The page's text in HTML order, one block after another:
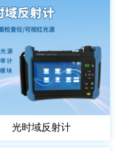
光时域反射计